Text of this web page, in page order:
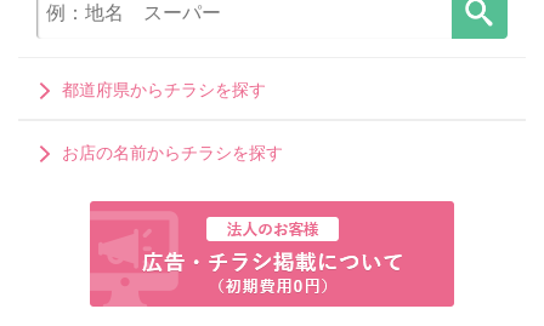
都道府県からチラシを探す
お店の名前からチラシを探す